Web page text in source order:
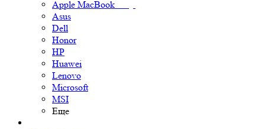
Apple MacBook
Asus
Dell
Honor
HP
Huawei
Lenovo
Microsoft
MSI
Еще